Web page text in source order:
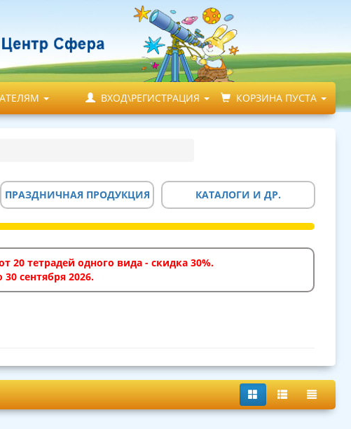
ВХОД\РЕГИСТРАЦИЯ КОРЗИНА ПУСТА
ПРАЗДНИЧНАЯ ПРОДУКЦИЯ КАТАЛОГИ И ДР.
20 тетрадей одного вида - скидка 30%.
сентября 2026.